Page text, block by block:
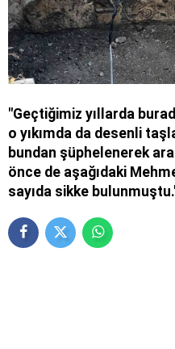
"Geçtiğimiz yıllarda
o yıkımda da desenli
bundan şüphelenerek
önce de aşağıdaki
sayıda sikke